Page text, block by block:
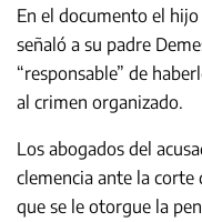
En el documento el
señaló a su padre
“responsable” de
al crimen organizado.
Los abogados del
clemencia ante la
que se le otorgue la